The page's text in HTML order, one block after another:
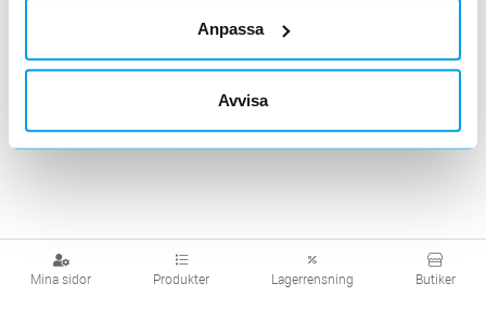
Anpassa
Avvisa
Mina sidor Produkter Lagerrensning Butiker